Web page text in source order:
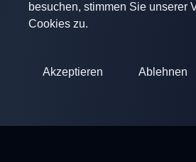
besuchen, stimmen Sie unserer
Cookies zu.
Akzeptieren Ablehnen